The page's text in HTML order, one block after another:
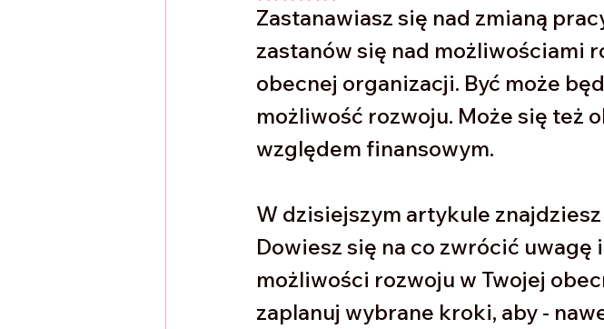
Zastanawiasz się nad zmianą
zastanów się nad możliwościami
obecnej organizacji. Być może
możliwość rozwoju. Może się też
względem finansowym.
W dzisiejszym artykule
Dowiesz się na co zwrócić
możliwości rozwoju w Twojej
zaplanuj wybrane kroki, aby -